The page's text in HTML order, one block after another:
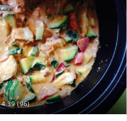
4.39 (96)